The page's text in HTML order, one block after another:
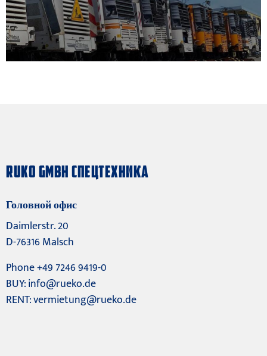
RUKO GMBH СПЕЦТЕХНИКА
Головной офис
Daimlerstr. 20
D-76316 Malsch
Phone +49 7246 9419-0
BUY:info@rueko.de
RENT:vermietung@rueko.de